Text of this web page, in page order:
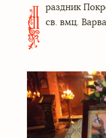
П раздник
св. вмц.